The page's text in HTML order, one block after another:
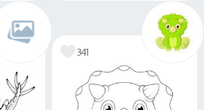
341